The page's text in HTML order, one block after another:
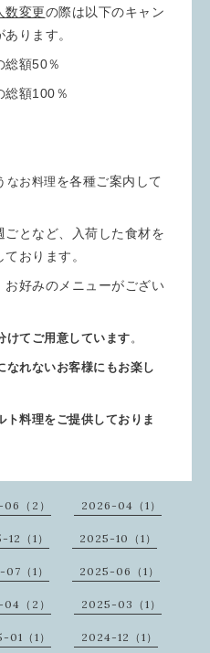
数変更の際は以下のキャン
ります。
総額50％
総額100％
なお料理 を各種ご案内して
となど、入荷した食材を
おります。
好みのメニューがござい
けてご用意しています。
なれないお客様にもお楽し
料理をご提供しておりま
（2） 2026-04（1）
（1） 2025-10（1）
（1） 2025-06（1）
（2） 2025-03（1）
01（1） 2024-12（1）